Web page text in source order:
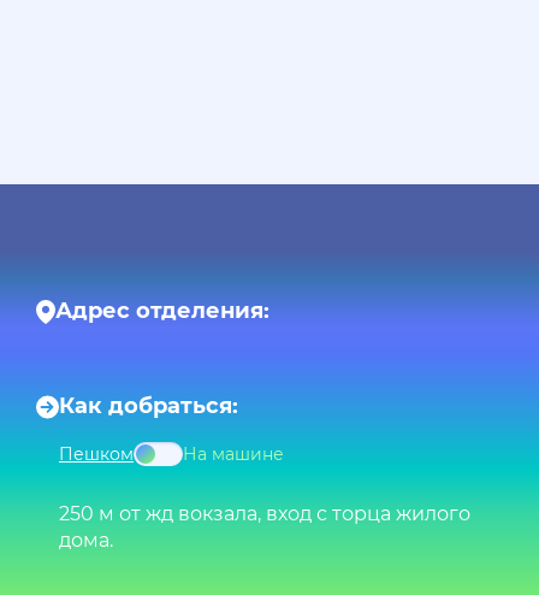
Адрес отделения:
Как добраться:
Пешком На машине
250 м от жд вокзала, вход с торца жилого
дома.